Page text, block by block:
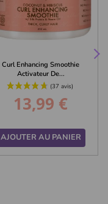
Curl Enhancing Smoothie
Activateur De...
Prix
13,99 €
AJOUTER AU PANIER